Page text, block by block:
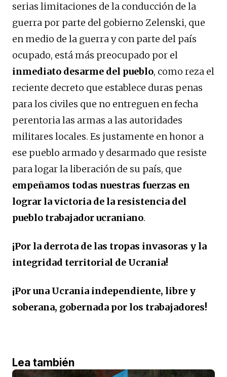
serias limitaciones de la conducción de la
guerra por parte del gobierno Zelenski, que
en medio de la guerra y con parte del país
ocupado, está más preocupado por el
inmediato desarme del pueblo, como reza el
reciente decreto que establece duras penas
para los civiles que no entreguen en fecha
perentoria las armas a las autoridades
militares locales. Es justamente en honor a
ese pueblo armado y desarmado que resiste
para logar la liberación de su país, que
empeñamos todas nuestras fuerzas en
lograr la victoria de la resistencia del
pueblo trabajador ucraniano.
¡Por la derrota de las tropas invasoras y la
integridad territorial de Ucrania!
¡Por una Ucrania independiente, libre y
soberana, gobernada por los trabajadores!
Lea también